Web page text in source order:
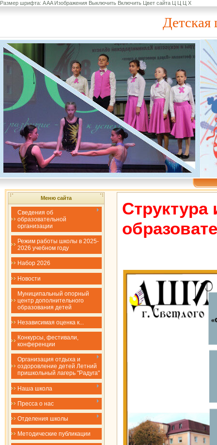
Размер шрифта: AAAИзображения Выключить Включить Цвет сайта Ц Ц Ц Х
Детская
Меню сайта
Сведения об
образовательной
организации
Режим работы школы в 2025-
2026 учебном году
Набор 2026
Новости
Муниципальный опорный
центр дополнительного
образования детей
Независимая оценка к...
Конкурсы, фестивали,
конференции
Организация отдыха и
оздоровление детей Летний
пришкольный лагерь "Радуга"
Наша школа
Пресса о нас
Отделения школы
Методические публикации
Структура